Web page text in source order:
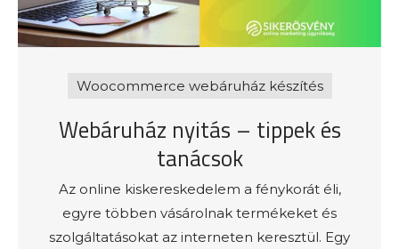
Woocommerce webáruház készítés
Webáruház nyitás – tippek és
tanácsok
Az online kiskereskedelem a fénykorát éli,
egyre többen vásárolnak termékeket és
szolgáltatásokat az interneten keresztül. Egy